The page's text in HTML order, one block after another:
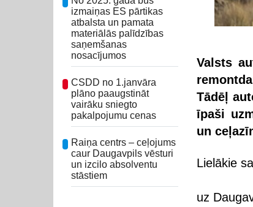
izmaiņas ES pārtikas
atbalsta un pamata
materiālās palīdzības
saņemšanas
nosacījumos
CSDD no 1.janvāra
plāno paaugstināt
vairāku sniegto
pakalpojumu cenas
Raiņa centrs – ceļojums
caur Daugavpils vēsturi
un izcilo absolventu
stāstiem
Valsts
Tādēļ
īpaši
un
Lielākie
uz